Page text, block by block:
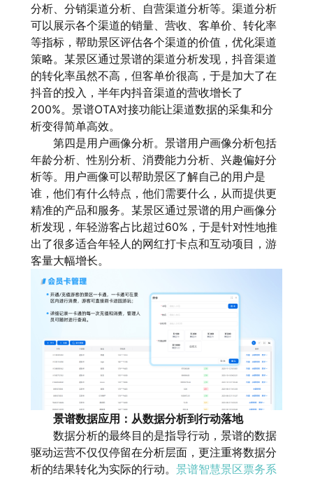
分析、分销渠道分析、自营渠道分析等。渠道分析
可以展示各个渠道的销量、营收、客单价、转化率
等指标，帮助景区评估各个渠道的价值，优化渠道
策略。某景区通过景谱的渠道分析发现，抖音渠道
的转化率虽然不高，但客单价很高，于是加大了在
抖音的投入，半年内抖音渠道的营收增长了
200%。景谱OTA对接功能让渠道数据的采集和分
析变得简单高效。
第四是用户画像分析。景谱用户画像分析包括
年龄分析、性别分析、消费能力分析、兴趣偏好分
析等。用户画像可以帮助景区了解自己的用户是
谁，他们有什么特点，他们需要什么，从而提供更
精准的产品和服务。某景区通过景谱的用户画像分
析发现，年轻游客占比超过60%，于是针对性地推
出了很多适合年轻人的网红打卡点和互动项目，游
客量大幅增长。
景谱数据应用：从数据分析到行动落地
数据分析的最终目的是指导行动，景谱的数据
驱动运营不仅仅停留在分析层面，更注重将数据分
析的结果转化为实际的行动。 景谱智慧景区票务系